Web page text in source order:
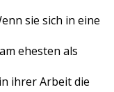
sie sich in eine
ehesten als
ihrer Arbeit die